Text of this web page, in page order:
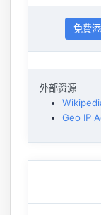
免費
外部资源
Geo IP